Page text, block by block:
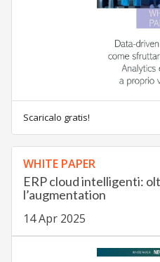
Scaricalo gratis!
WHITE PAPER
ERP cloud intelligenti:
l’augmentation
14 Apr 2025